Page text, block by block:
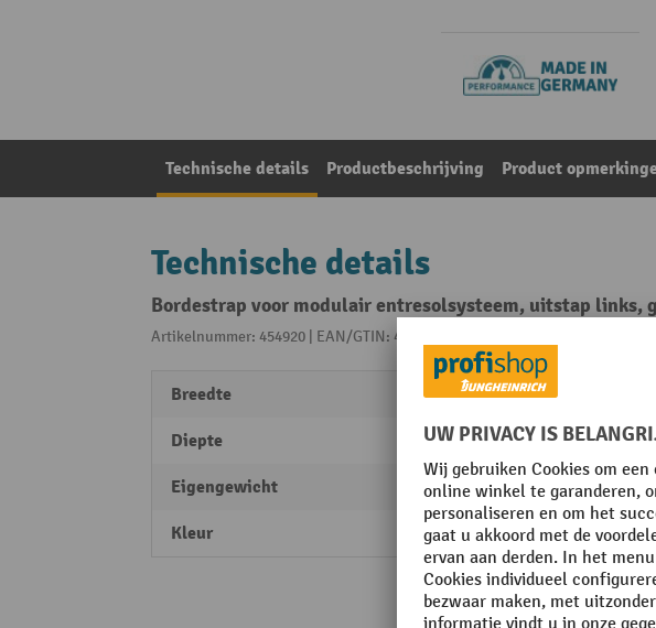
Technische details Productbeschrijving Product
Technische details
Bordestrap voor modulair entresolsysteem, uitstap links,
Artikelnummer: 454920 | EAN/GTIN: 4055091294360
Breedte 1000 mm
Diepte 1000 mm
Eigengewicht 150 kg
Kleur poedercoating